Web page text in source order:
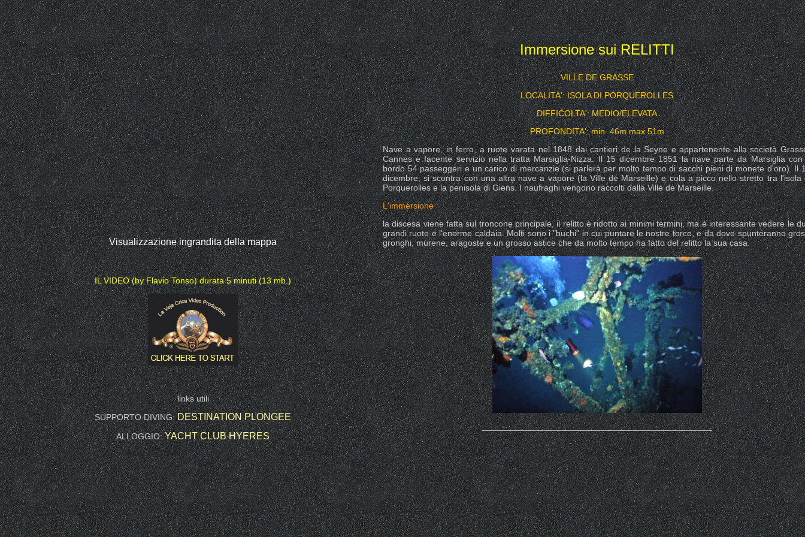
Visualizzazione ingrandita della mappa
IL VIDEO (by Flavio Tonso) durata 5 minuti (13 mb.)
links utili
SUPPORTO DIVING:DESTINATION PLONGEE
ALLOGGIO:YACHT CLUB HYERES
Immersione sui RELITTI
VILLE DE GRASSE
LOCALITA': ISOLA DI PORQUEROLLES
DIFFICOLTA': MEDIO/ELEVATA
PROFONDITA': min. 46m max 51m
Nave a vapore, in ferro, a ruote varata nel 1848 dai cantieri de la Seyne e appartenente alla società
Cannes e facente servizio nella tratta Marsiglia-Nizza. Il 15 dicembre 1851 la nave parte da Marsiglia con
bordo 54 passeggeri e un carico di mercanzie (si parlerà per molto tempo di sacchi pieni di monete d'oro). Il
dicembre, si scontra con una altra nave a vapore (la Ville de Marseille) e cola a picco nello stretto tra l'isola
Porquerolles e la penisola di Giens. I naufraghi vengono raccolti dalla Ville de Marseille.
L'immersione
la discesa viene fatta sul troncone principale, il relitto è ridotto ai minimi termini, ma è interessante vedere le
grandi ruote e l'enorme caldaia. Molti sono i "buchi" in cui puntare le nostre torce, e da dove spunteranno
gronghi, murene, aragoste e un grosso astice che da molto tempo ha fatto del relitto la sua casa.
________________________________________________